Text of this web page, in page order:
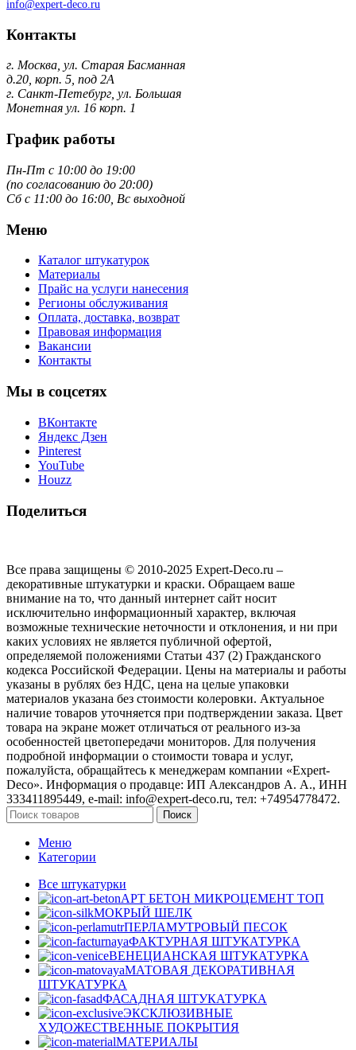
info@expert-deco.ru
Контакты
г. Москва, ул. Старая Басманная
д.20, корп. 5, под 2А
г. Санкт-Петебург, ул. Большая
Монетная ул. 16 корп. 1
График работы
Пн-Пт с 10:00 до 19:00
(по согласованию до 20:00)
Сб с 11:00 до 16:00, Вс выходной
Меню
Каталог штукатурок
Материалы
Прайс на услуги нанесения
Регионы обслуживания
Оплата, доставка, возврат
Правовая информация
Вакансии
Контакты
Мы в соцсетях
ВКонтакте
Яндекс Дзен
Pinterest
YouTube
Houzz
Поделиться
Все права защищены © 2010-2025 Expert-Deco.ru –
декоративные штукатурки и краски. Обращаем ваше
внимание на то, что данный интернет сайт носит
исключительно информационный характер, включая
возможные технические неточности и отклонения, и ни при
каких условиях не является публичной офертой,
определяемой положениями Статьи 437 (2) Гражданского
кодекса Российской Федерации. Цены на материалы и работы
указаны в рублях без НДС, цена на целые упаковки
материалов указана без стоимости колеровки. Актуальное
наличие товаров уточняется при подтверждении заказа. Цвет
товара на экране может отличаться от реального из‑за
особенностей цветопередачи мониторов. Для получения
подробной информации о стоимости товара и услуг,
пожалуйста, обращайтесь к менеджерам компании «Expert-
Deco». Информация о продавце: ИП Александров А. А., ИНН
333411895449, e-mail: info@expert-deco.ru, тел: +74954778472.
Поиск
Меню
Категории
Все штукатурки
АРТ БЕТОН МИКРОЦЕМЕНТ ТОП
МОКРЫЙ ШЕЛК
ПЕРЛАМУТРОВЫЙ ПЕСОК
ФАКТУРНАЯ ШТУКАТУРКА
ВЕНЕЦИАНСКАЯ ШТУКАТУРКА
МАТОВАЯ ДЕКОРАТИВНАЯ
ШТУКАТУРКА
ФАСАДНАЯ ШТУКАТУРКА
ЭКСКЛЮЗИВНЫЕ
ХУДОЖЕСТВЕННЫЕ ПОКРЫТИЯ
МАТЕРИАЛЫ